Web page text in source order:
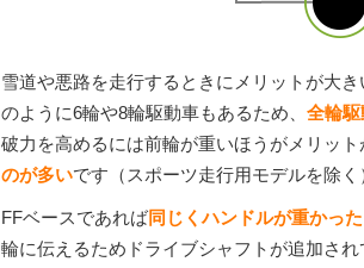
雪道や悪路を走行するときにメリットが大
のように6輪や8輪駆動車もあるため、 全輪
破力を高めるには前輪が重いほうがメリット
のが多いです（スポーツ走行用モデルを除く
FFベースであれば同じくハンドルが重かっ
輪に伝えるためドライブシャフトが追加され